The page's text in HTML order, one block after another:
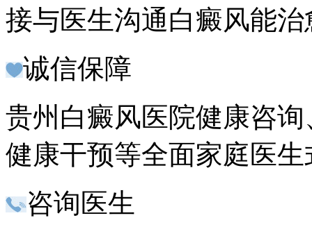
接与医生沟通白癜风能治
诚信保障
贵州白癜风医院健康咨
健康干预等全面家庭医
咨询医生